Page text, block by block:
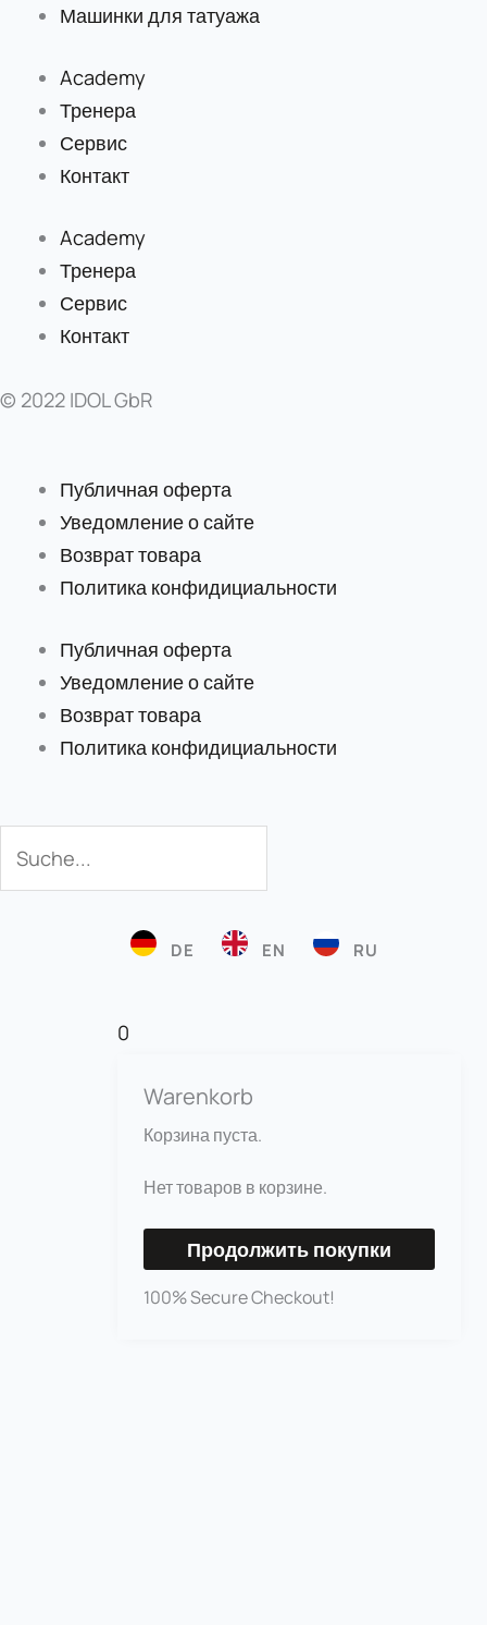
Машинки для татуажа
Academy
Тренера
Сервис
Контакт
Academy
Тренера
Сервис
Контакт
© 2022 IDOL GbR
Публичная оферта
Уведомление о сайте
Возврат товара
Политика конфидициальности
Публичная оферта
Уведомление о сайте
Возврат товара
Политика конфидициальности
DE EN RU
0
Warenkorb
Корзина пуста.
Нет товаров в корзине.
Продолжить покупки
100% Secure Checkout!